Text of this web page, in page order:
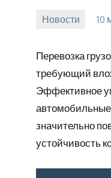
Новости 10
Перевозка
требующий
Эффективное
автомобильные
значительно
устойчивость